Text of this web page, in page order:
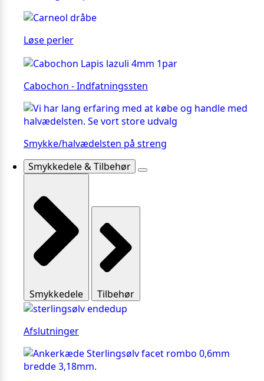
Løse perler
Cabochon - Indfatningssten
Smykke/halvædelsten på streng
Smykkedele & Tilbehør
Smykkedele Tilbehør
Afslutninger